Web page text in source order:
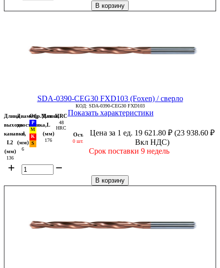
В корзину
SDA-0390-CEG30 FXD103 (Foxen) / сверло
КОД: SDA-0390-CEG30 FXD103
Длина
выхода
канавки,
L2
(мм)
136
Диаметр
хвостовика,
d
(мм)
6
Обр.МатДлина,
L
(мм)
176
HRC
48
HRC
Показать характеристики
Ост.
0 шт.
Цена за 1 ед. 19 621.80 ₽ (23 938.60 ₽
Вкл НДС)
Срок поставки 9 недель
+ −
В корзину